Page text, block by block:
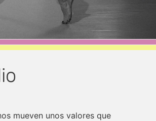
mueven unos valores que